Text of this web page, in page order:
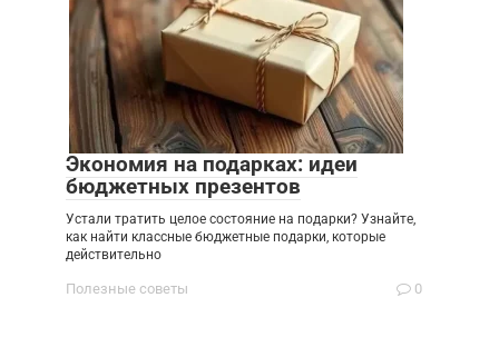
Экономия на подарках: идеи
бюджетных презентов
Устали тратить целое состояние на подарки? Узнайте,
как найти классные бюджетные подарки, которые
действительно
Полезные советы 0